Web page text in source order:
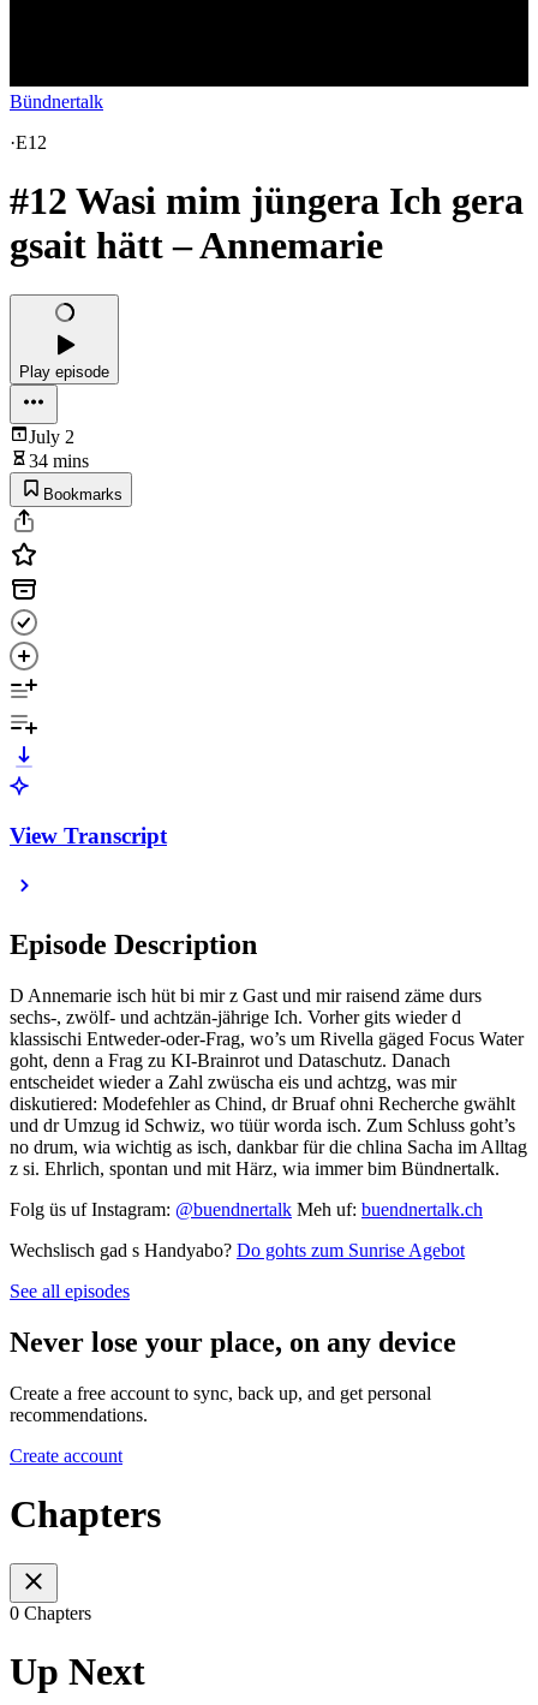
Bündnertalk
·E12
#12 Wasi mim jüngera Ich gera
gsait hätt – Annemarie
Play episode
July 2
34 mins
Bookmarks
View Transcript
Episode Description
D Annemarie isch hüt bi mir z Gast und mir raisend zäme durs
sechs-, zwölf- und achtzän-jährige Ich. Vorher gits wieder d
klassischi Entweder-oder-Frag, wo’s um Rivella gäged Focus Water
goht, denn a Frag zu KI-Brainrot und Dataschutz. Danach
entscheidet wieder a Zahl zwüscha eis und achtzg, was mir
diskutiered: Modefehler as Chind, dr Bruaf ohni Recherche gwählt
und dr Umzug id Schwiz, wo tüür worda isch. Zum Schluss goht’s
no drum, wia wichtig as isch, dankbar für die chlina Sacha im Alltag
z si. Ehrlich, spontan und mit Härz, wia immer bim Bündnertalk.
Folg üs uf Instagram: @buendnertalk Meh uf: buendnertalk.ch
Wechslisch gad s Handyabo? Do gohts zum Sunrise Agebot
See all episodes
Never lose your place, on any device
Create a free account to sync, back up, and get personal
recommendations.
Create account
Chapters
0 Chapters
Up Next